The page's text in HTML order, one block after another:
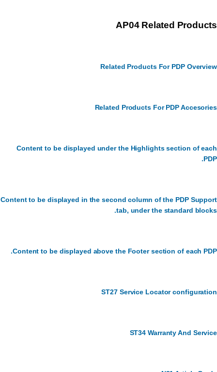
AP04 Related
Related Products For PDP
Related Products For PDP
Content to be displayed under the Highlights section of
Content to be displayed in the second column of the PDP
tab, under the standard
Content to be displayed above the Footer section of each
ST27 Service Locator
ST34 Warranty And